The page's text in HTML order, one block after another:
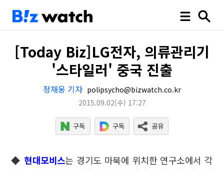
[Today Biz]LG전자, 의류관리기
'스타일러' 중국 진출
정재웅 기자 polipsycho@bizwatch.co.kr
2015.09.02(수) 17:27
◆현대모비스는 경기도 마북에 위치한 연구소에서 각